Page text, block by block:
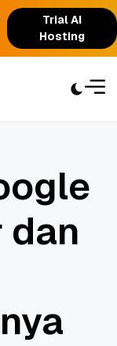
Trial AI
Hosting
dan